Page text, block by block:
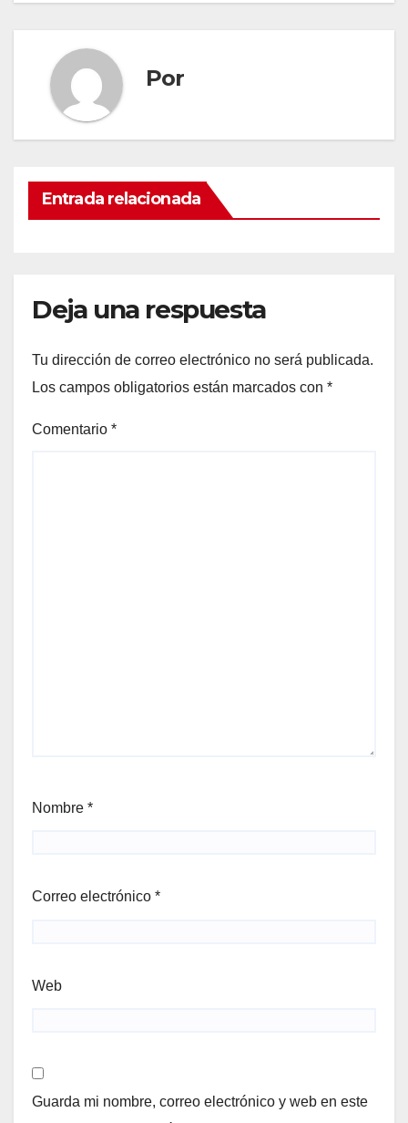
Por
Entrada relacionada
Deja una respuesta
Tu dirección de correo electrónico no será publicada.
Los campos obligatorios están marcados con *
Comentario *
Nombre *
Correo electrónico *
Web
Guarda mi nombre, correo electrónico y web en este